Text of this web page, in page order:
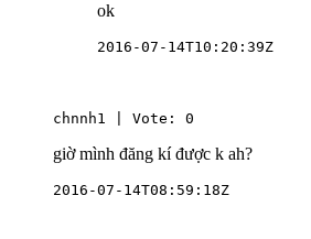
ok
2016-07-14T10:20:39Z
chnnh1 | Vote: 0
giờ mình đăng kí được k ah?
2016-07-14T08:59:18Z